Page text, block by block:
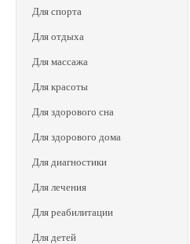
Для спорта
Для отдыха
Для массажа
Для красоты
Для здорового сна
Для здорового дома
Для диагностики
Для лечения
Для реабилитации
Для детей